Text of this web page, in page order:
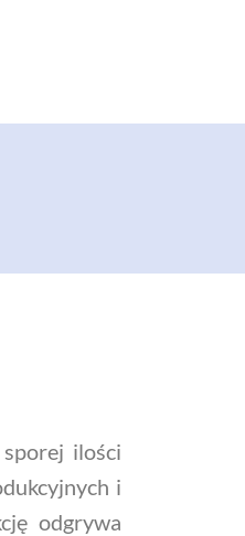
ilości
i
odgrywa